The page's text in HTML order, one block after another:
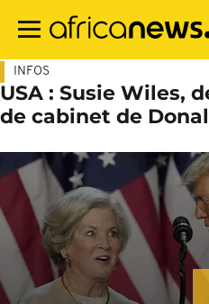
contenu
INFOS
USA : Susie Wiles,
de cabinet de